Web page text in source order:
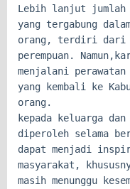
Lebih lanjut jumlah
yang tergabung
orang, terdiri dari
perempuan.
menjalani
yang kembali ke
orang.
kepada keluarga dan
diperoleh selama
dapat menjadi
masyarakat,
masih menunggu